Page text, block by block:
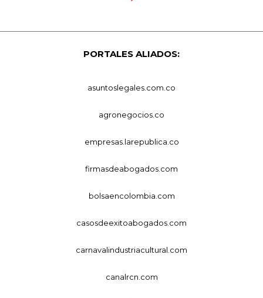
PORTALES ALIADOS:
asuntoslegales.com.co
agronegocios.co
empresas.larepublica.co
firmasdeabogados.com
bolsaencolombia.com
casosdeexitoabogados.com
carnavalindustriacultural.com
canalrcn.com